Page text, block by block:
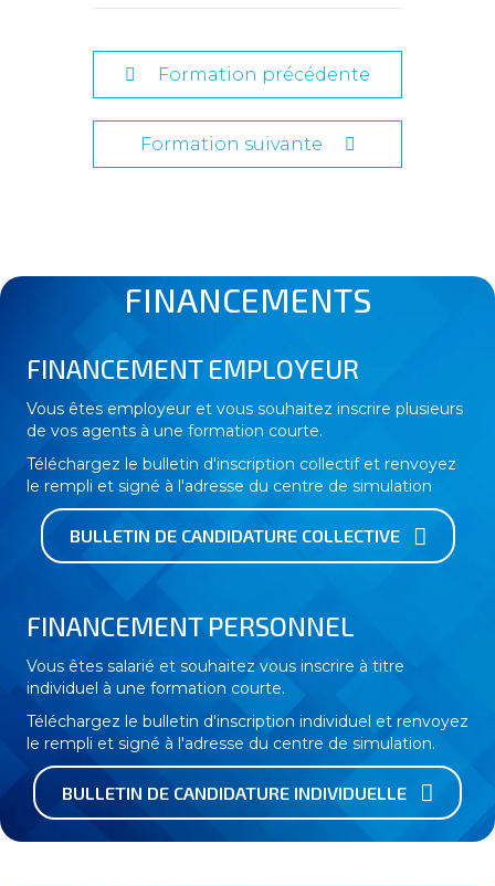
Formation précédente
Formation suivante
FINANCEMENTS
FINANCEMENT EMPLOYEUR
Vous êtes employeur et vous souhaitez inscrire plusieurs
de vos agents à une formation courte.
Téléchargez le bulletin d'inscription collectif et renvoyez
le rempli et signé à l'adresse du centre de simulation
BULLETIN DE CANDIDATURE COLLECTIVE
FINANCEMENT PERSONNEL
Vous êtes salarié et souhaitez vous inscrire à titre
individuel à une formation courte.
Téléchargez le bulletin d'inscription individuel et renvoyez
le rempli et signé à l'adresse du centre de simulation.
BULLETIN DE CANDIDATURE INDIVIDUELLE